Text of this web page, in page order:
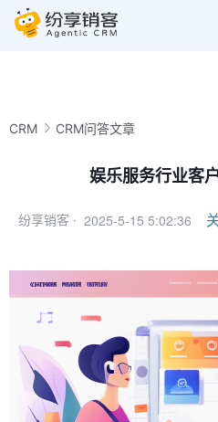
CRM CRM问答文章
娱乐服务行业客
纷享销客 · 2025-5-15 5:02:36